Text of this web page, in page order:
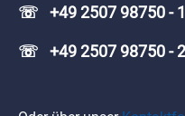
☏ +49 2507 98750 -
☏ +49 2507 98750 -